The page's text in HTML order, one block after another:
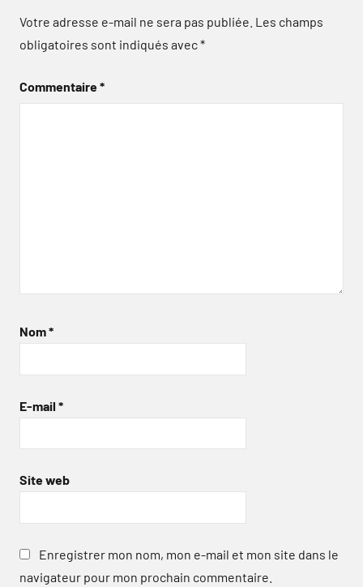
Votre adresse e-mail ne sera pas publiée. Les champs
obligatoires sont indiqués avec*
Commentaire*
Nom*
E-mail *
Site web
Enregistrer mon nom, mon e-mail et mon site dans le
navigateur pour mon prochain commentaire.